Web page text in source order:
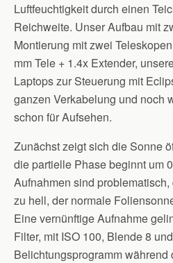
Luftfeuchtigkeit durch einen
Reichweite. Unser Aufbau mit
Montierung mit zwei
mm Tele + 1.4x Extender,
Laptops zur Steuerung mit
ganzen Verkabelung und noch
schon für Aufsehen.
Zunächst zeigt sich die Sonne
die partielle Phase beginnt um
Aufnahmen sind
zu hell, der normale
Eine vernünftige Aufnahme
Filter, mit ISO 100, Blende 8
Belichtungsprogramm